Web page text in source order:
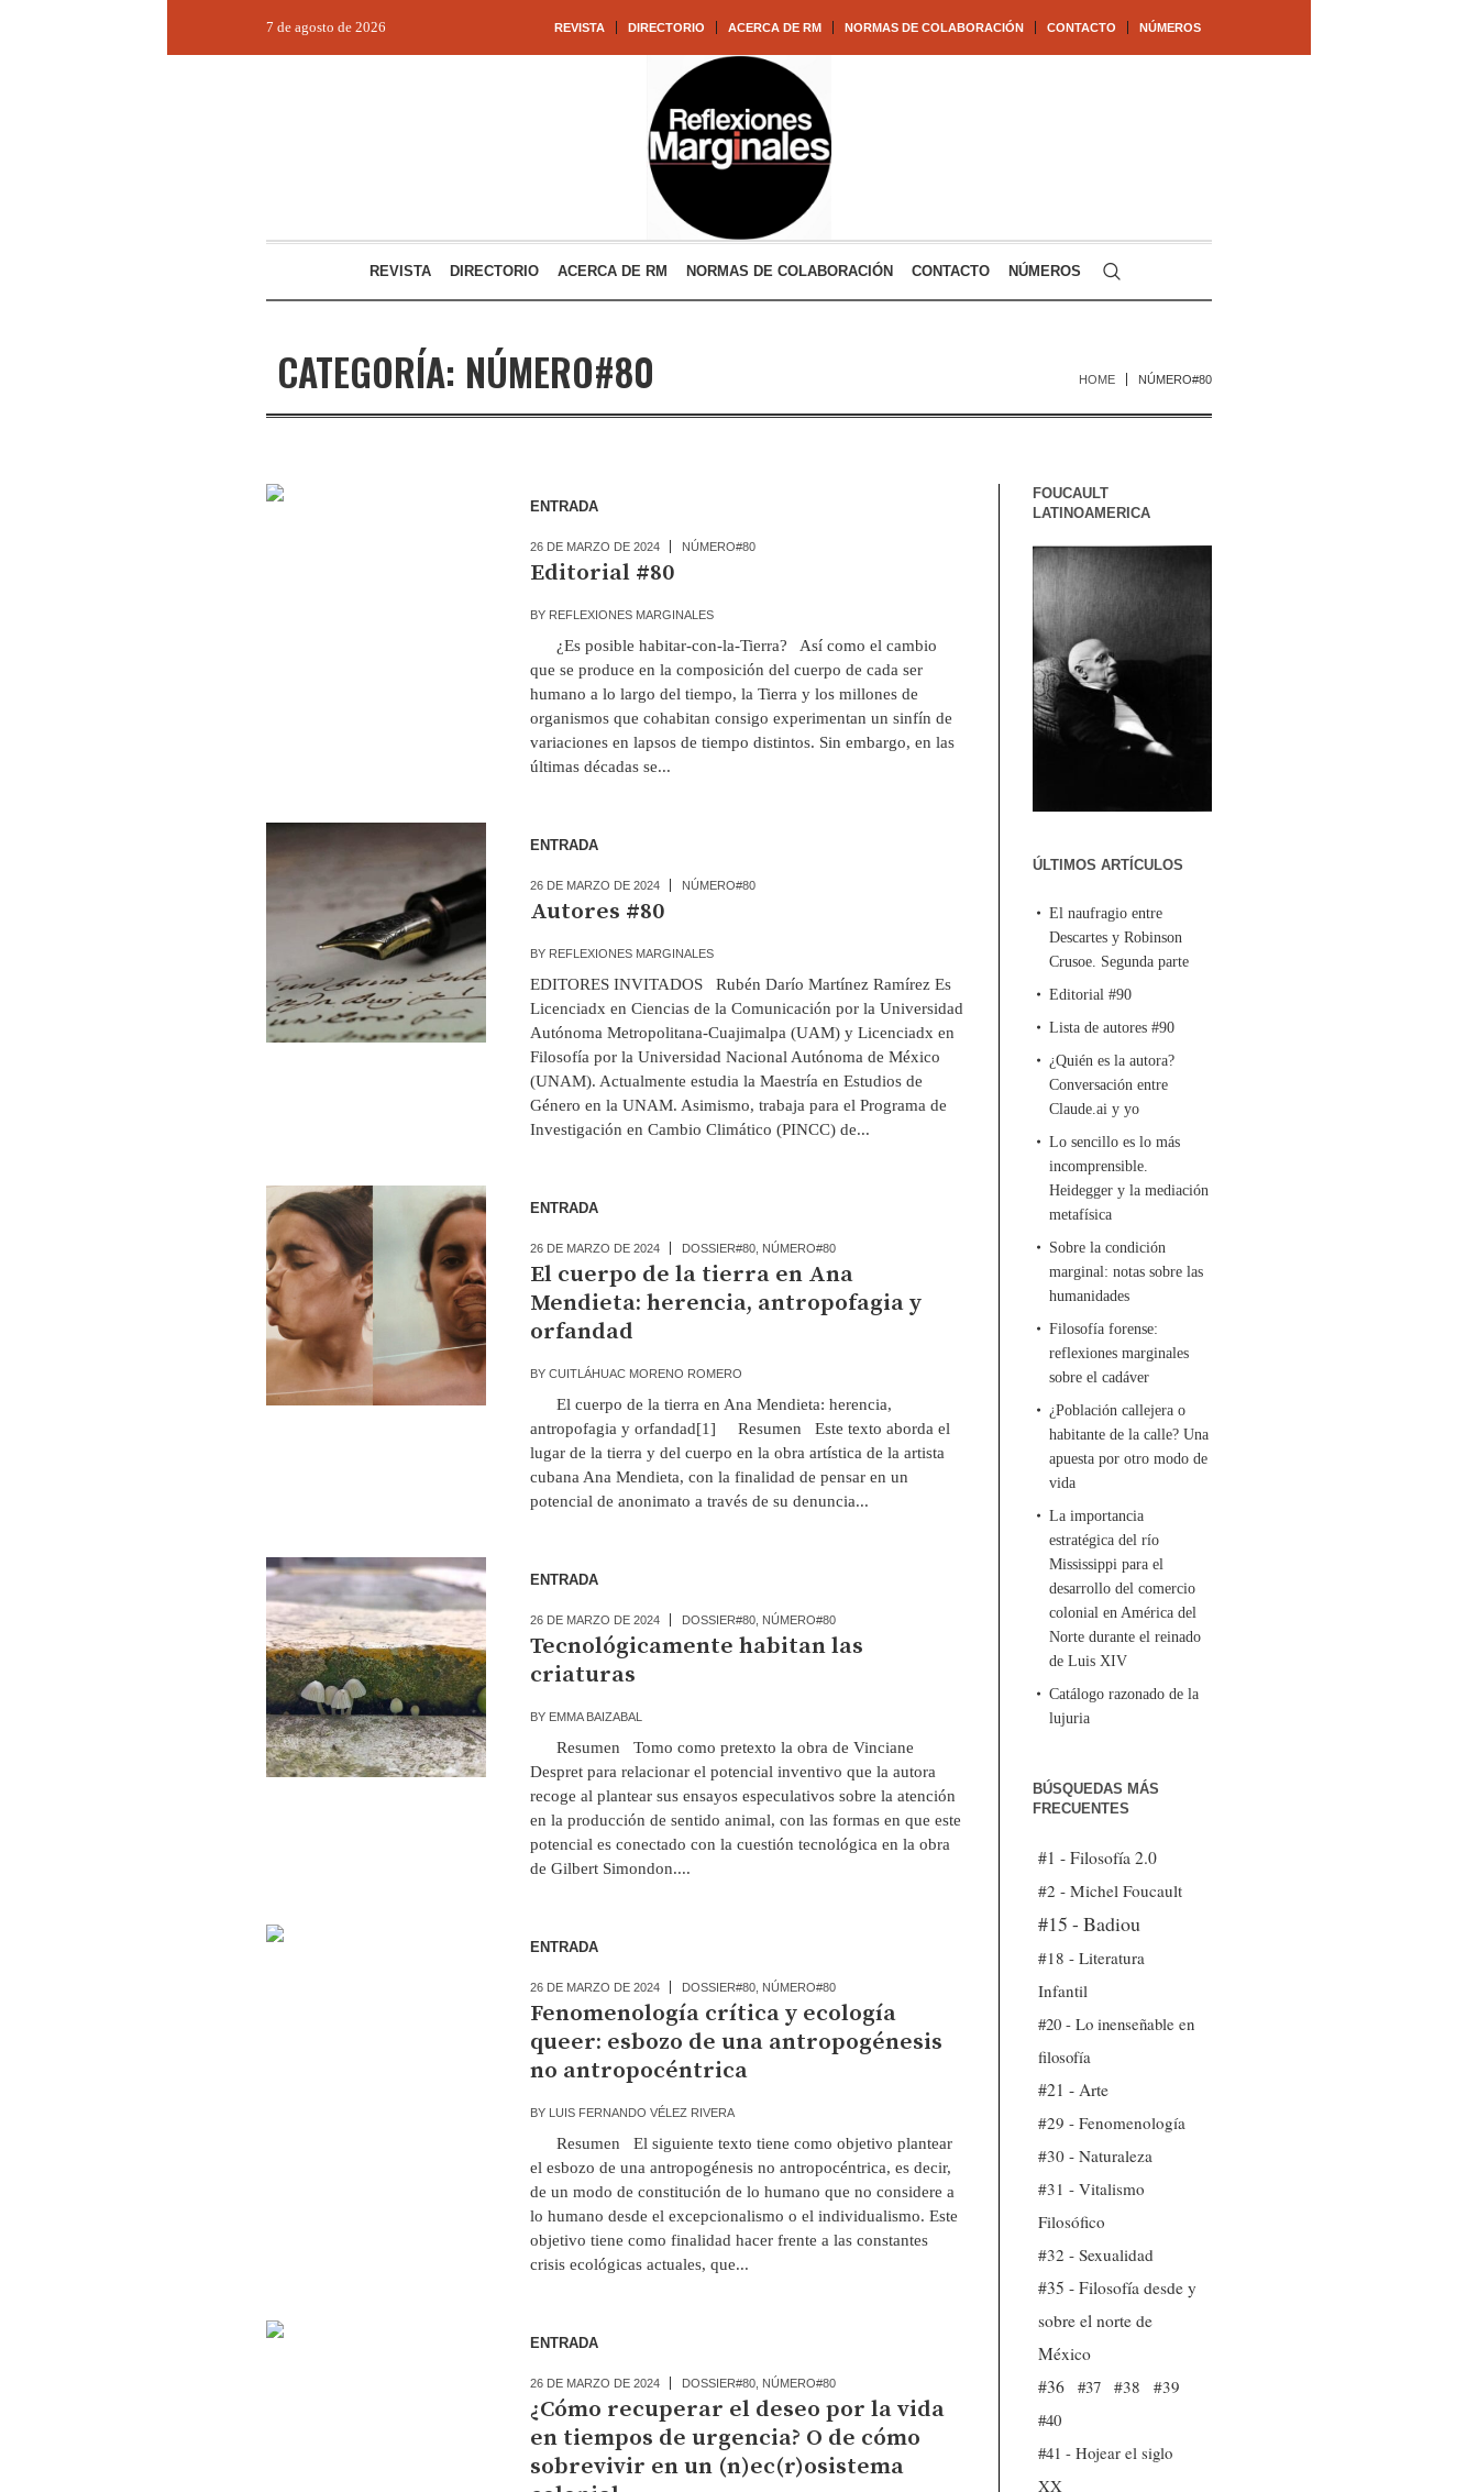
REVISTA DIRECTORIO ACERCA DE RM NORMAS DE COLABORACIÓN CONTACTO NÚMEROS
7 de agosto de 2026
REVISTA DIRECTORIO ACERCA DE RM NORMAS DE COLABORACIÓN CONTACTO NÚMEROS
CATEGORÍA: NÚMERO#80 HOME NÚMERO#80
ENTRADA
26 DE MARZO DE 2024 NÚMERO#80
Editorial #80
BY REFLEXIONES MARGINALES
¿Es posible habitar-con-la-Tierra? Así como el cambio
que se produce en la composición del cuerpo de cada ser
humano a lo largo del tiempo, la Tierra y los millones de
organismos que cohabitan consigo experimentan un sinfín de
variaciones en lapsos de tiempo distintos. Sin embargo, en las
últimas décadas se...
ENTRADA
26 DE MARZO DE 2024 NÚMERO#80
Autores #80
BY REFLEXIONES MARGINALES
EDITORES INVITADOS Rubén Darío Martínez Ramírez Es
Licenciadx en Ciencias de la Comunicación por la Universidad
Autónoma Metropolitana-Cuajimalpa (UAM) y Licenciadx en
Filosofía por la Universidad Nacional Autónoma de México
(UNAM). Actualmente estudia la Maestría en Estudios de
Género en la UNAM. Asimismo, trabaja para el Programa de
Investigación en Cambio Climático (PINCC) de...
ENTRADA
26 DE MARZO DE 2024 DOSSIER#80, NÚMERO#80
El cuerpo de la tierra en Ana
Mendieta: herencia, antropofagia y
orfandad
BY CUITLÁHUAC MORENO ROMERO
El cuerpo de la tierra en Ana Mendieta: herencia,
antropofagia y orfandad[1] Resumen Este texto aborda el
lugar de la tierra y del cuerpo en la obra artística de la artista
cubana Ana Mendieta, con la finalidad de pensar en un
potencial de anonimato a través de su denuncia...
ENTRADA
26 DE MARZO DE 2024 DOSSIER#80, NÚMERO#80
Tecnológicamente habitan las
criaturas
BY EMMA BAIZABAL
Resumen Tomo como pretexto la obra de Vinciane
Despret para relacionar el potencial inventivo que la autora
recoge al plantear sus ensayos especulativos sobre la atención
en la producción de sentido animal, con las formas en que este
potencial es conectado con la cuestión tecnológica en la obra
de Gilbert Simondon....
ENTRADA
26 DE MARZO DE 2024 DOSSIER#80, NÚMERO#80
Fenomenología crítica y ecología
queer: esbozo de una antropogénesis
no antropocéntrica
BY LUIS FERNANDO VÉLEZ RIVERA
Resumen El siguiente texto tiene como objetivo plantear
el esbozo de una antropogénesis no antropocéntrica, es decir,
de un modo de constitución de lo humano que no considere a
lo humano desde el excepcionalismo o el individualismo. Este
objetivo tiene como finalidad hacer frente a las constantes
crisis ecológicas actuales, que...
ENTRADA
26 DE MARZO DE 2024 DOSSIER#80, NÚMERO#80
¿Cómo recuperar el deseo por la vida
en tiempos de urgencia? O de cómo
sobrevivir en un (n)ec(r)osistema
FOUCAULT
LATINOAMERICA
ÚLTIMOS ARTÍCULOS
El naufragio entre
Descartes y Robinson
Crusoe. Segunda parte
Editorial #90
Lista de autores #90
¿Quién es la autora?
Conversación entre
Claude.ai y yo
Lo sencillo es lo más
incomprensible.
Heidegger y la mediación
metafísica
Sobre la condición
marginal: notas sobre las
humanidades
Filosofía forense:
reflexiones marginales
sobre el cadáver
¿Población callejera o
habitante de la calle? Una
apuesta por otro modo de
vida
La importancia
estratégica del río
Mississippi para el
desarrollo del comercio
colonial en América del
Norte durante el reinado
de Luis XIV
Catálogo razonado de la
lujuria
BÚSQUEDAS MÁS
FRECUENTES
#1 - Filosofía 2.0
#2 - Michel Foucault
#15 - Badiou
#18 - Literatura
Infantil
#20 - Lo inenseñable en
filosofía
#21 - Arte
#29 - Fenomenología
#30 - Naturaleza
#31 - Vitalismo
Filosófico
#32 - Sexualidad
#35 - Filosofía desde y
sobre el norte de
México
#36
#37 #38
#39
#40
#41 - Hojear el siglo
XX